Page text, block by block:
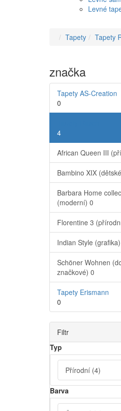
Levné
Tapety Tapety
značka
Tapety AS-Creation
0
4
African Queen III
Bambino XIX
Barbara Home
(moderní) 0
Florentine 3
Indian Style (grafika)
Schöner Wohnen
značkové) 0
Tapety Erismann
0
Filtr
Typ
Přírodní (4)
Barva